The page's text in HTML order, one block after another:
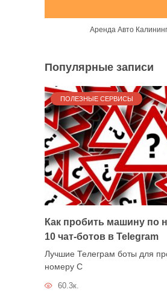
Аренда Авто
Популярные записи
ПОЛЕЗНЫЕ СЕРВИСЫ
Как пробить машину по
10 чат-ботов в Telegram
Лучшие Телеграм боты для
номеру С
60.3к.